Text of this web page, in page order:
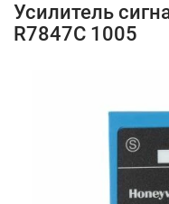
Усилитель
R7847C 1005